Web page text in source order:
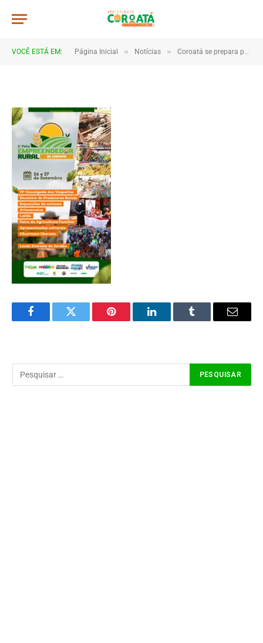
VOCÊ ESTÁ EM: Página Inicial » Notícias » Coroatá se prepara para a 2ª Feira Empreendedor Rural e a 19ª Cavalgada dos Vaqueiros
1001456734 (1)
FacebookTwitter Pinterest LinkedInTumblr Email